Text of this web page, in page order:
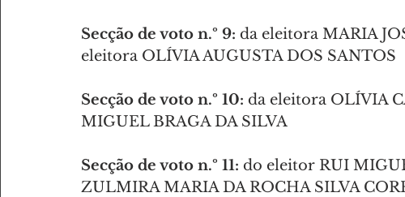
Secção de voto n.º 9: da eleitora MARIA
eleitora OLÍVIA AUGUSTA DOS SANTOS
Secção de voto n.º 10: da eleitora OLÍVIA
MIGUEL BRAGA DA SILVA
Secção de voto n.º 11: do eleitor RUI
ZULMIRA MARIA DA ROCHA SILVA